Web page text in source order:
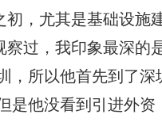
初，尤其是基础设施
过，我印象最深的
，所以他首先到了
是他没看到引进外